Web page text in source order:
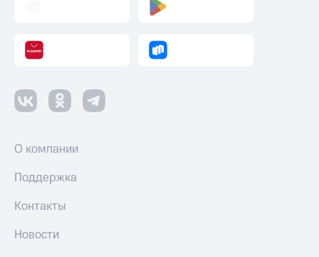
О компании
Поддержка
Контакты
Новости